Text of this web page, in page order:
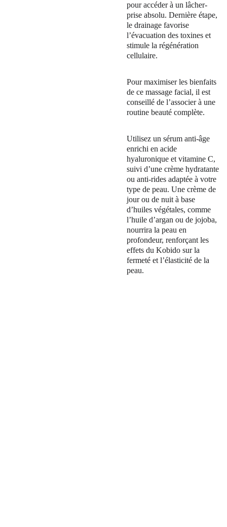
pour accéder à un lâcher-
prise absolu. Dernière étape,
le drainage favorise
l’évacuation des toxines et
stimule la régénération
cellulaire.
Pour maximiser les bienfaits
de ce massage facial, il est
conseillé de l’associer à une
routine beauté complète.
Utilisez un sérum anti-âge
enrichi en acide
hyaluronique et vitamine C,
suivi d’une crème hydratante
ou anti-rides adaptée à votre
type de peau. Une crème de
jour ou de nuit à base
d’huiles végétales, comme
l’huile d’argan ou de jojoba,
nourrira la peau en
profondeur, renforçant les
effets du Kobido sur la
fermeté et l’élasticité de la
peau.